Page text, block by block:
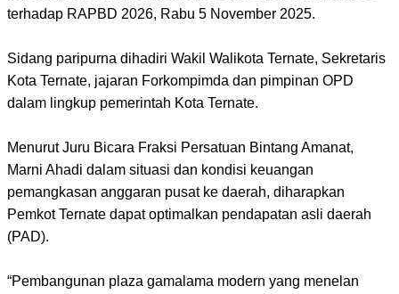
terhadap RAPBD 2026, Rabu 5 November 2025.
Sidang paripurna dihadiri Wakil Walikota Ternate, Sekretaris
Kota Ternate, jajaran Forkompimda dan pimpinan OPD
dalam lingkup pemerintah Kota Ternate.
Menurut Juru Bicara Fraksi Persatuan Bintang Amanat,
Marni Ahadi dalam situasi dan kondisi keuangan
pemangkasan anggaran pusat ke daerah, diharapkan
Pemkot Ternate dapat optimalkan pendapatan asli daerah
(PAD).
“Pembangunan plaza gamalama modern yang menelan